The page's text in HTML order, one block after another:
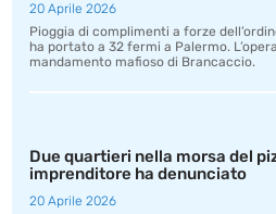
20 Aprile 2026
Pioggia di complimenti a forze
ha portato a 32 fermi a Palermo.
mandamento mafioso di Brancaccio.
Due quartieri nella morsa del
imprenditore ha denunciato
20 Aprile 2026